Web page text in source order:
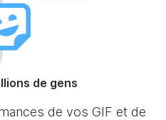
de gens
de vos GIF et de